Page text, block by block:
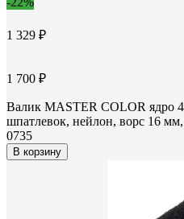
1 329 ₽
1 700 ₽
Валик MASTER COLOR ядро
шпатлевок, нейлон, ворс 16
0735
В корзину